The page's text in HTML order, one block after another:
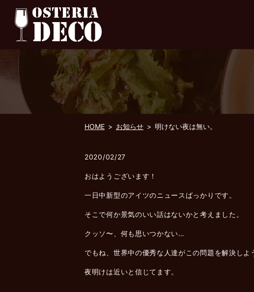
HOME お知らせ 明けない夜は無い。
2020/02/27
おはようございます！
一日中新型のアイツのニュースばっかりです。
そこで何か景気のいい話はないかと考えました。
クッソ〜、何も思いつかない…
でもね、世界中の優秀な人達がこの問題を解決しよ
夜明けは近いと信じてます。